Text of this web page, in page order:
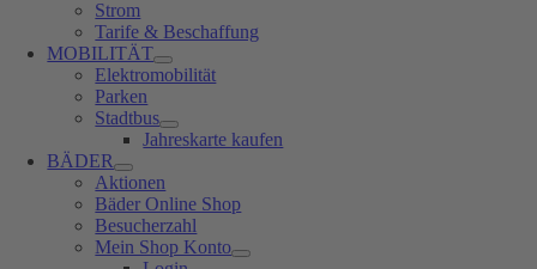
Strom
Tarife & Beschaffung
MOBILITÄT
Elektromobilität
Parken
Stadtbus
Jahreskarte kaufen
BÄDER
Aktionen
Bäder Online Shop
Besucherzahl
Mein Shop Konto